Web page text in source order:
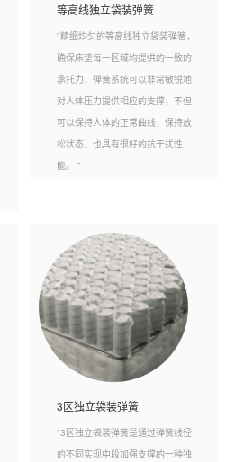
等高线独立袋装弹簧
"精细均匀的等高线独立袋装弹簧，
确保床垫每一区域均提供的一致的
承托力，弹簧系统可以非常敏锐地
对人体压力提供相应的支撑，不但
可以保持人体的正常曲线，保持放
松状态，也具有很好的抗干扰性
能。 "
3区独立袋装弹簧
"3区独立袋装弹簧是通过弹簧线径
的不同实现中段加强支撑的一种独